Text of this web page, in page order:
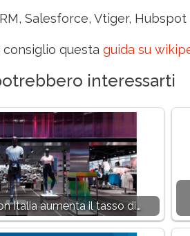
Salesforce, Vtiger, Hubspot
questa guida su
interessarti
Italia aumenta il tasso di…